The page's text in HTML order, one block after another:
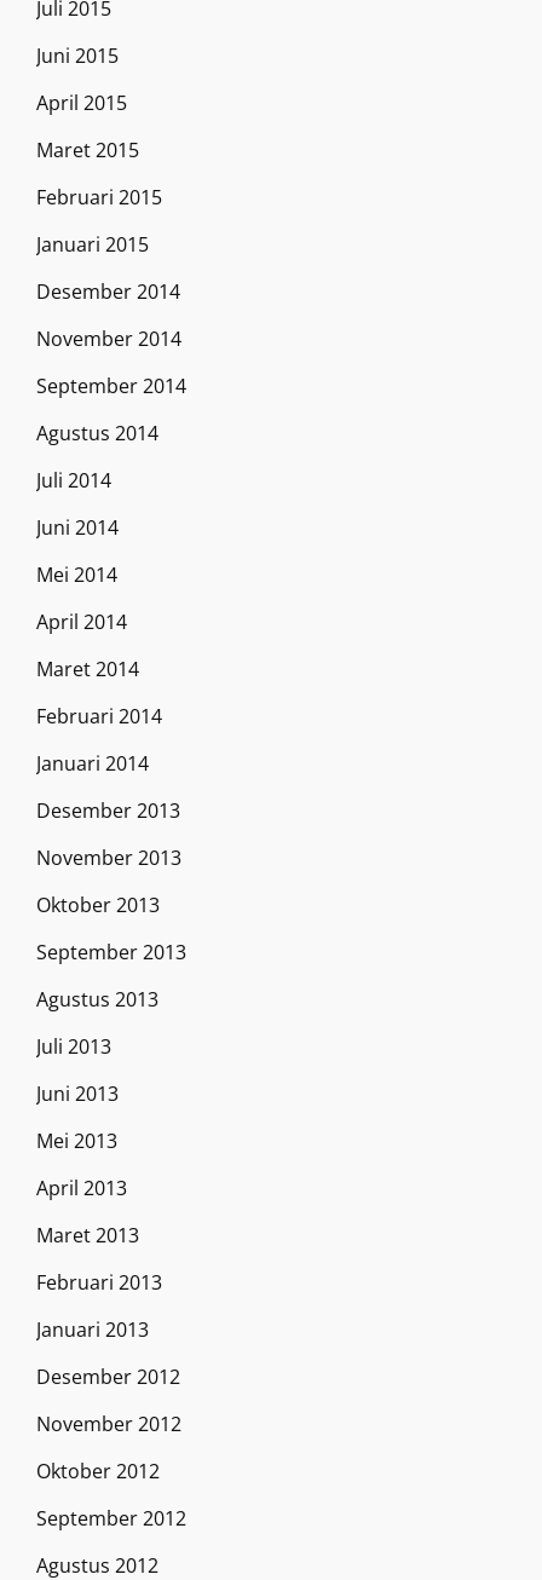
Juli 2015
Juni 2015
April 2015
Maret 2015
Februari 2015
Januari 2015
Desember 2014
November 2014
September 2014
Agustus 2014
Juli 2014
Juni 2014
Mei 2014
April 2014
Maret 2014
Februari 2014
Januari 2014
Desember 2013
November 2013
Oktober 2013
September 2013
Agustus 2013
Juli 2013
Juni 2013
Mei 2013
April 2013
Maret 2013
Februari 2013
Januari 2013
Desember 2012
November 2012
Oktober 2012
September 2012
Agustus 2012